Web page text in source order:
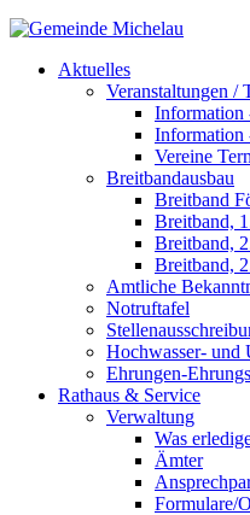
Aktuelles
Veranstaltungen /
Information
Information
Vereine
Breitbandausbau
Breitband
Breitband,
Breitband,
Breitband,
Amtliche
Notruftafel
Hochwasser- und
Ehrungen-
Rathaus & Service
Verwaltung
Was
Ämter
Formulare/